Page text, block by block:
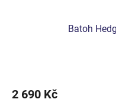
Batoh
2 690 Kč